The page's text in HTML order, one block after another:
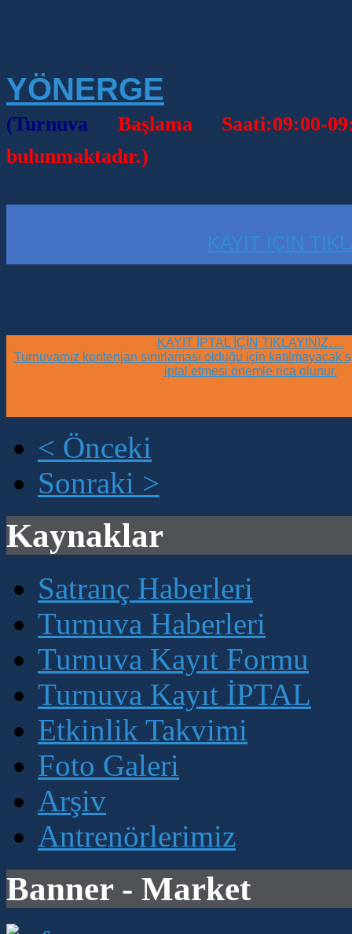
YÖNERGE
(Turnuva Başlama
bulunmaktadır.)
KAYIT İÇİN
KAYIT İPTAL İÇİN TIKLAYINIZ….
Turnuvamız kontenjan sınırlaması olduğu için katılmayacak
iptal etmesi önemle rica olunur.
< Önceki
Sonraki >
Kaynaklar
Satranç Haberleri
Turnuva Haberleri
Turnuva Kayıt Formu
Turnuva Kayıt İPTAL
Etkinlik Takvimi
Foto Galeri
Arşiv
Antrenörlerimiz
Banner - Market